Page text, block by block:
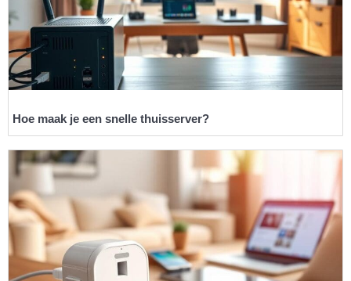
Hoe maak je een snelle thuisserver?